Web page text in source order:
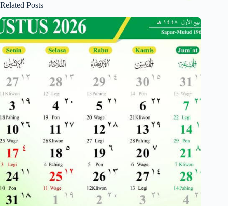
Related Posts